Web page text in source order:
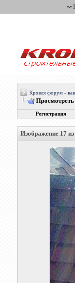
Кровля форум -
Регистрация
Изображение 17